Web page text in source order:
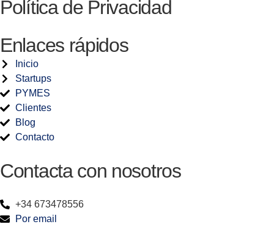
Política de Privacidad
Enlaces rápidos
Inicio
Startups
PYMES
Clientes
Blog
Contacto
Contacta con nosotros
+34 673478556
Por email